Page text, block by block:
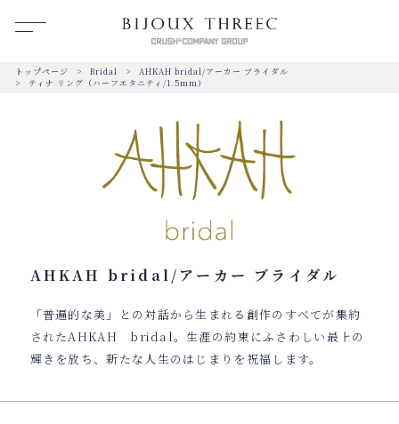
トップページ Bridal
AHKAH bridal/アーカー ブライダル
ティナ リング（ハーフエタニティ/1.5mm）
AHKAH bridal/アーカー ブライダル
「普遍的な美」との対話から生まれる創作のすべてが集約
されたAHKAH bridal。生涯の約束にふさわしい最上の
輝きを放ち、新たな人生のはじまりを祝福します。